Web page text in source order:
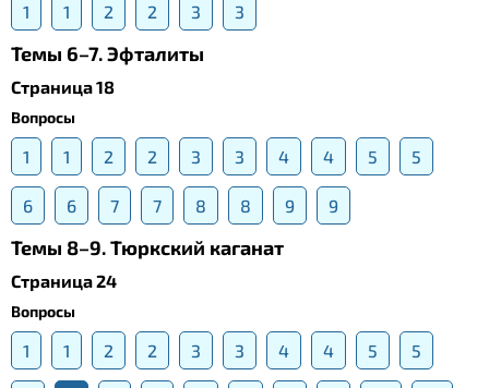
1 1 2 2 3 3
Темы 6–7. Эфталиты
Страница 18
Вопросы
1 1 2 2 3 3 4 4 5 5
6 6 7 7 8 8 9 9
Темы 8–9. Тюркский каганат
Страница 24
Вопросы
1 1 2 2 3 3 4 4 5 5